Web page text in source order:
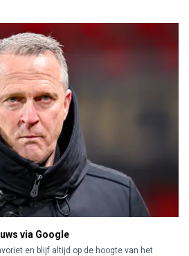
via Google
en blijf altijd op de hoogte van het